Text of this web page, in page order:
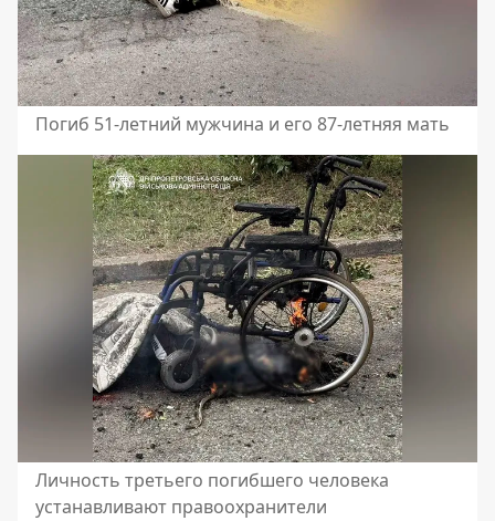
Погиб 51-летний мужчина и его 87-летняя мать
Личность третьего погибшего человека
устанавливают правоохранители